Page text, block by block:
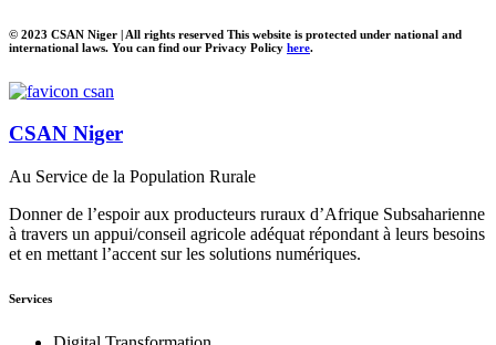
© 2023 CSAN Niger | All rights reserved This website is protected under national and
international laws. You can find our Privacy Policy here.
CSAN Niger
Au Service de la Population Rurale
Donner de l’espoir aux producteurs ruraux d’Afrique Subsaharienne
à travers un appui/conseil agricole adéquat répondant à leurs besoins
et en mettant l’accent sur les solutions numériques.
Services